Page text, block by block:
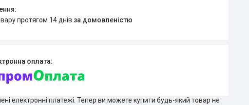
протягом 14 днів за домовленістю
електронні платежі. Тепер ви можете купити будь-який товар не